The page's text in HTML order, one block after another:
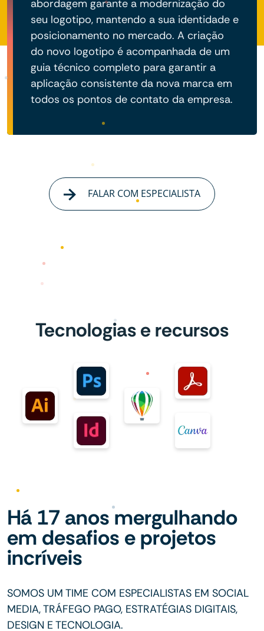
abordagem garante a modernização do
seu logotipo, mantendo a sua identidade e
posicionamento no mercado. A criação
do novo logotipo é acompanhada de um
guia técnico completo para garantir a
aplicação consistente da nova marca em
todos os pontos de contato da empresa.
FALAR COM ESPECIALISTA
Tecnologias e recursos
Há 17 anos mergulhando
em desafios e projetos
incríveis
SOMOS UM TIME COM ESPECIALISTAS EM SOCIAL
MEDIA, TRÁFEGO PAGO, ESTRATÉGIAS DIGITAIS,
DESIGN E TECNOLOGIA.